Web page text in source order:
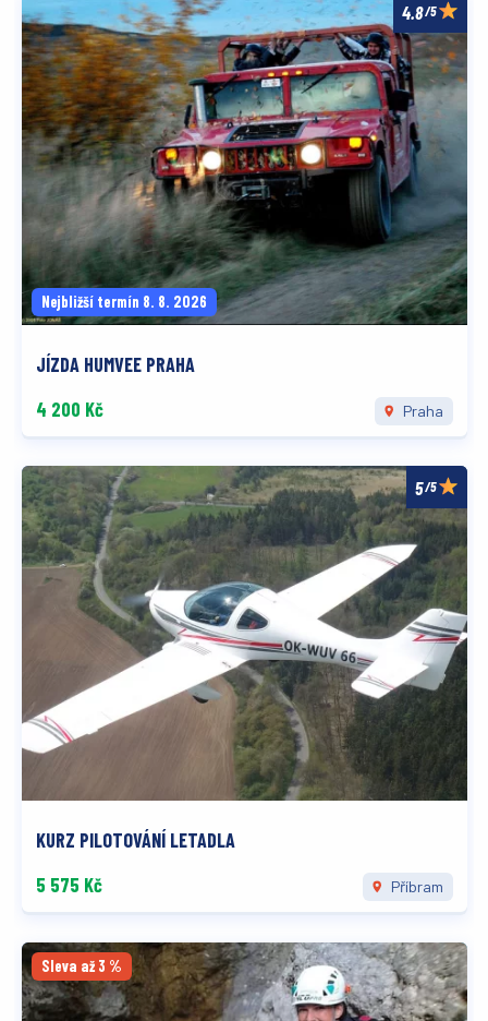
/5
Nejbližší termín 8. 8. 2026
JÍZDA HUMVEE PRAHA
4 200 Kč
Praha
/5
KURZ PILOTOVÁNÍ LETADLA
5 575 Kč
Příbram
Sleva až 3 %